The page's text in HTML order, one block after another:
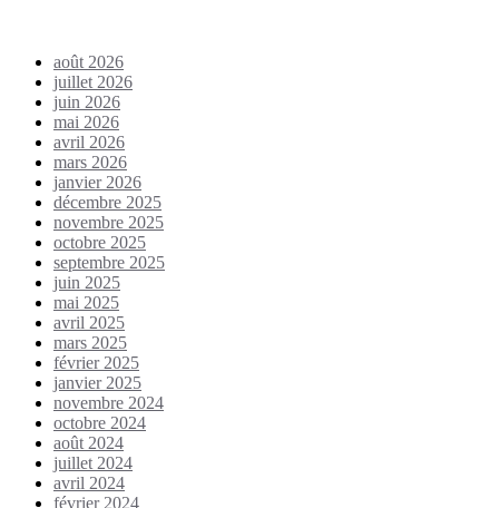
août 2026
juillet 2026
juin 2026
mai 2026
avril 2026
mars 2026
janvier 2026
décembre 2025
novembre 2025
octobre 2025
septembre 2025
juin 2025
mai 2025
avril 2025
mars 2025
février 2025
janvier 2025
novembre 2024
octobre 2024
août 2024
juillet 2024
avril 2024
février 2024